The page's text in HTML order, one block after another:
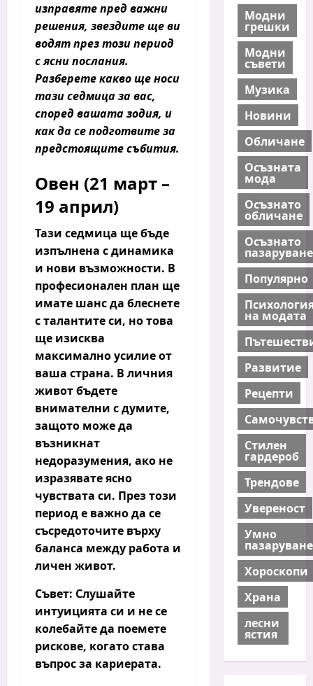
изправяте пред важни
решения, звездите ще ви
водят през този период
с ясни послания.
Разберете какво ще носи
тази седмица за вас,
според вашата зодия, и
как да се подготвите за
предстоящите събития.
Овен (21 март –
19 април)
Тази седмица ще бъде
изпълнена с динамика
и нови възможности. В
професионален план ще
имате шанс да блеснете
с талантите си, но това
ще изисква
максимално усилие от
ваша страна. В личния
живот бъдете
внимателни с думите,
защото може да
възникнат
недоразумения, ако не
изразявате ясно
чувствата си. През този
период е важно да се
съсредоточите върху
баланса между работа и
личен живот.
Съвет: Слушайте
интуицията си и не се
колебайте да поемете
рискове, когато става
въпрос за кариерата.
Модни
грешки
Модни
съвети
Музика
Новини
Обличане
Осъзната
мода
Осъзнато
обличане
Осъзнато
пазаруване
Популярно
на модата
Развитие
Рецепти
Стилен
гардероб
Трендове
Увереност
Умно
пазаруване
Хороскопи
Храна
лесни
ястия